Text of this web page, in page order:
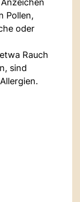
Pollen,
oder
Rauch
sind